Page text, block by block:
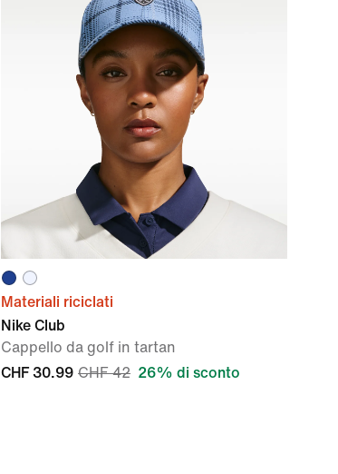
Materiali riciclati
Nike Club
Cappello da golf in tartan
CHF 30.99 CHF 42 26% di sconto